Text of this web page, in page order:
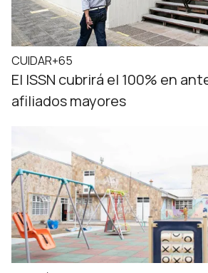
CUIDAR+65
El ISSN cubrirá el 100% en
afiliados mayores